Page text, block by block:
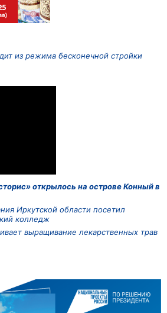
из режима бесконечной стройки
открылось на острове Конный в
Иркутской области посетил
колледж
выращивание лекарственных трав